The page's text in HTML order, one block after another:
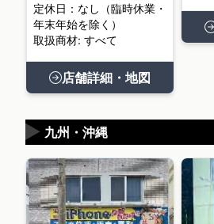
定休日：なし（臨時休業・
年末年始を除く）
取扱商材: すべて
店舗詳細・地図
九州・沖縄
▶